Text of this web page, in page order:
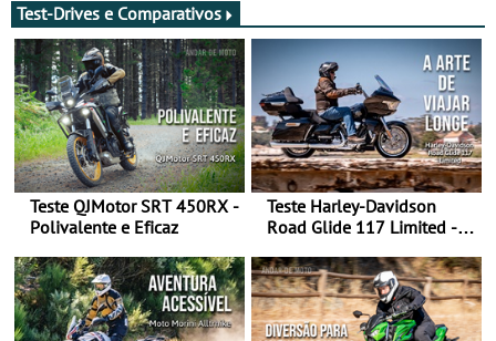
maio - The ultimate
experience in Morocco
Test-Drives e Comparativos
Teste QJMotor SRT 450RX -
Polivalente e Eficaz
Teste Harley-Davidson
Road Glide 117 Limited - A